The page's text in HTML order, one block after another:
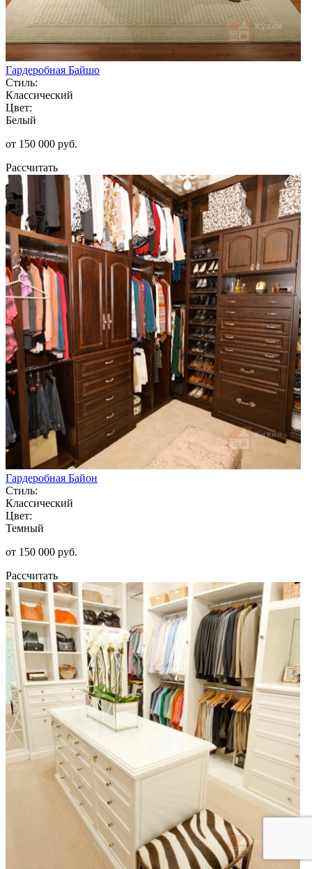
Гардеробная Байшо
Стиль:
Классический
Цвет:
Белый
от 150 000 руб.
Рассчитать
Гардеробная Байон
Стиль:
Классический
Цвет:
Темный
от 150 000 руб.
Рассчитать